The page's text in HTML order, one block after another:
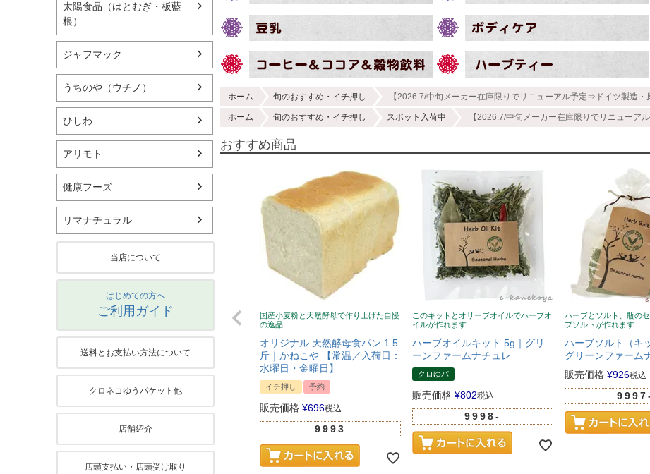
太陽食品（はとむぎ・板藍
根）
ジャフマック
うちのや（ウチノ）
ひしわ
アリモト
健康フーズ
リマナチュラル
当店について
はじめての方へ
ご利用ガイド
送料とお支払い方法について
クロネコゆうパケット他
店舗紹介
店頭支払い・店頭受け取り
ホーム 旬のおすすめ・イチ押し 【2026.7/中旬メーカー在庫限りでリニューアル予定⇒ドイツ製造
ホーム 旬のおすすめ・イチ押し スポット入荷中 【2026.7/中旬メーカー在庫限りでリニュー
おすすめ商品
国産小麦粉と天然酵母で作り上げた自慢
の逸品
オリジナル 天然酵母食パン 1.5
斤｜かねこや 【常温／入荷日：
水曜日・金曜日】
イチ押し 予約
販売価格 ¥696税込
9993
このキットとオリーブオイルでハーブオ
イルが作れます
ハーブオイルキット 5g｜グリ
ーンファームナチュレ
クロゆパ
販売価格 ¥802税込
9998-
ハーブとソルト、瓶の
ブソルトが作れます
ハーブソルト（キ
グリーンファーム
販売価格 ¥926税込
9997-